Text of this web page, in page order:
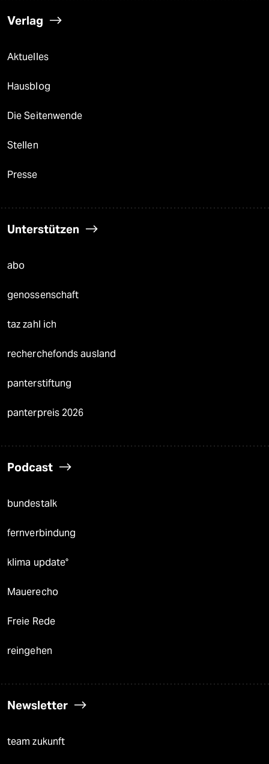
Verlag
Aktuelles
Hausblog
Die Seitenwende
Stellen
Presse
Unterstützen
abo
genossenschaft
taz zahl ich
recherchefonds ausland
panterstiftung
panterpreis 2026
Podcast
bundestalk
fernverbindung
klima update°
Mauerecho
Freie Rede
reingehen
Newsletter
team zukunft